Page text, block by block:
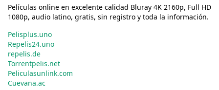
Películas online en excelente calidad Bluray 4K 2160p, Full HD
1080p, audio latino, gratis, sin registro y toda la información.
Pelisplus.uno
Repelis24.uno
repelis.de
Torrentpelis.net
Peliculasunlink.com
Cuevana.ac